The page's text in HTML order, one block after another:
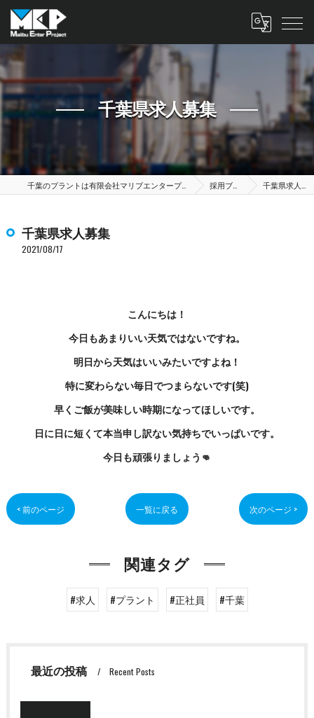
千葉県求人募集
千葉のプラントは有限会社マリブエンタープロジェクト 採用ブログ 千葉県求人募集
千葉県求人募集
2021/08/17
こんにちは！
今日もあまりいい天気ではないですね。
明日から天気はいいみたいですよね！
特に変わらない毎日でつまらないです(笑)
早くご飯が美味しい時期になってほしいです。
日に日に短くて本当申し訳ない気持ちでいっぱいです。
今日も頑張りましょう👊
< 前のページ 一覧に戻る 次のページ >
関連タグ
#求人 #プラント #正社員 #千葉
最近の投稿 Recent Posts